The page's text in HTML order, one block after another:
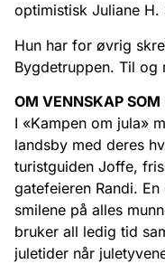
optimistisk Juliane H.
Hun har for øvrig
Bygdetruppen. Til og
OM VENNSKAP SOM
I «Kampen om jula»
landsby med deres
turistguiden Joffe,
gatefeieren Randi.
smilene på alles
bruker all ledig tid
juletider når